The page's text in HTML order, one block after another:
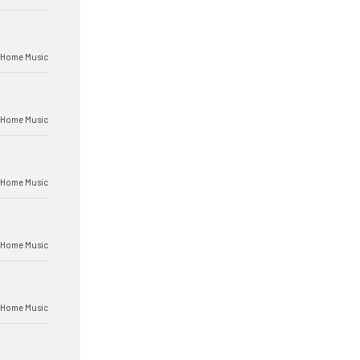
Music
Music
Music
Music
Music